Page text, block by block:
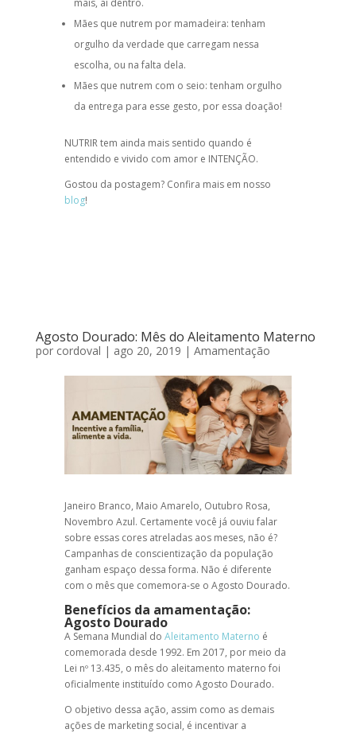
mais, aí dentro. ⠀
Mães que nutrem por mamadeira: tenham
orgulho da verdade que carregam nessa
escolha, ou na falta dela.
Mães que nutrem com o seio: tenham orgulho
da entrega para esse gesto, por essa doação!
NUTRIR tem ainda mais sentido quando é
entendido e vivido com amor e INTENÇÃO.
Gostou da postagem? Confira mais em nosso
blog!
Agosto Dourado: Mês do Aleitamento Materno
por cordoval | ago 20, 2019 | Amamentação
Janeiro Branco, Maio Amarelo, Outubro Rosa,
Novembro Azul. Certamente você já ouviu falar
sobre essas cores atreladas aos meses, não é?
Campanhas de conscientização da população
ganham espaço dessa forma. Não é diferente
com o mês que comemora-se o Agosto Dourado.
Benefícios da amamentação:
Agosto Dourado
A Semana Mundial do Aleitamento Materno é
comemorada desde 1992. Em 2017, por meio da
Lei nº 13.435, o mês do aleitamento materno foi
oficialmente instituído como Agosto Dourado.
O objetivo dessa ação, assim como as demais
ações de marketing social, é incentivar a